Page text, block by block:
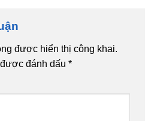
được hiển thị công khai.
đánh dấu *